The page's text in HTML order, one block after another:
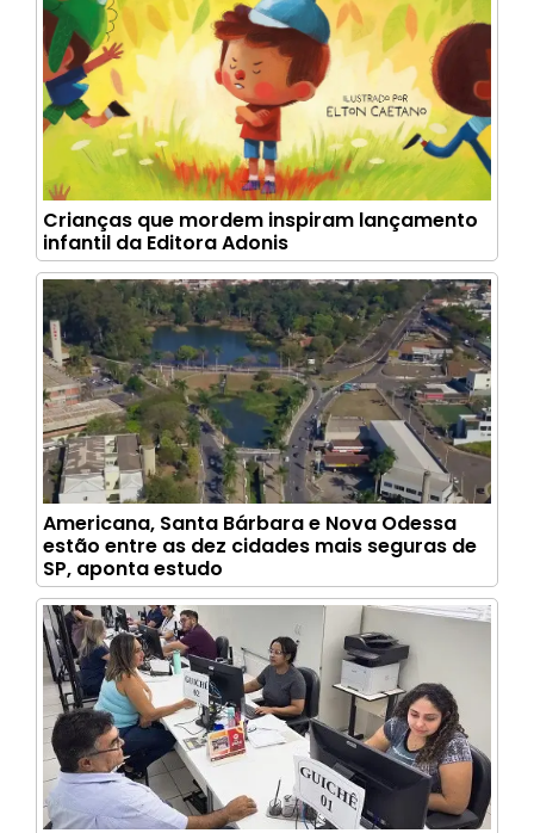
Crianças que mordem inspiram lançamento
infantil da Editora Adonis
Americana, Santa Bárbara e Nova Odessa
estão entre as dez cidades mais seguras de
SP, aponta estudo